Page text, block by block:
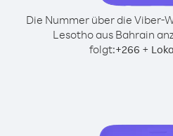
Die Nummer über die Viber-
Lesotho aus Bahrain
folgt:+266 +